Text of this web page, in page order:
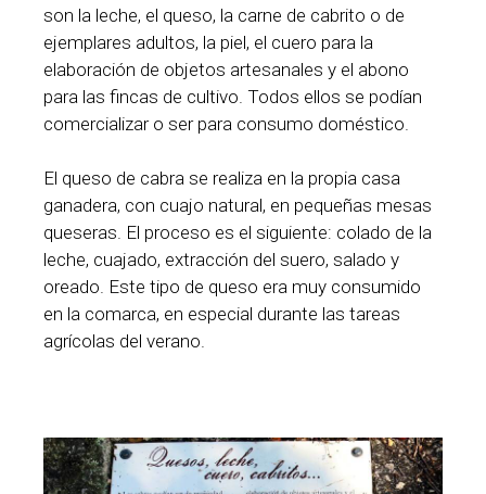
son la leche, el queso, la carne de cabrito o de
ejemplares adultos, la piel, el cuero para la
elaboración de objetos artesanales y el abono
para las fincas de cultivo. Todos ellos se podían
comercializar o ser para consumo doméstico.
El queso de cabra se realiza en la propia casa
ganadera, con cuajo natural, en pequeñas mesas
queseras. El proceso es el siguiente: colado de la
leche, cuajado, extracción del suero, salado y
oreado. Este tipo de queso era muy consumido
en la comarca, en especial durante las tareas
agrícolas del verano.